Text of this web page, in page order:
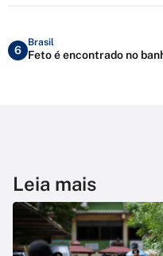
6
Brasil
Feto é encontrado no
Leia mais